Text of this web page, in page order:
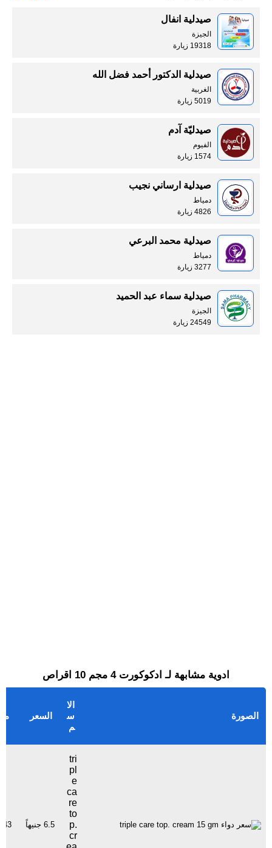
صيدلية انفال
الجيزة
19318 زيارة
صيدلية الدكتور أحمد فضل الله
الغربية
5019 زيارة
صيدليّة آدم
الفيوم
1574 زيارة
صيدلية ارساني نجيب
دمياط
4826 زيارة
صيدلية محمد البرعي
دمياط
3277 زيارة
صيدلية سماء عبد الحميد
الجيزة
24549 زيارة
ادوية مشابهة لـ ادكوكورت 4 مجم 10 اقراص
الصورة
الا
س
م
السعر
tri
pl
e
ca
re
to
p.
cr
6.5 جنيهاً 1843